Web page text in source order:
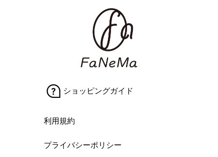
ショッピングガイド
利用規約
プライバシーポリシー